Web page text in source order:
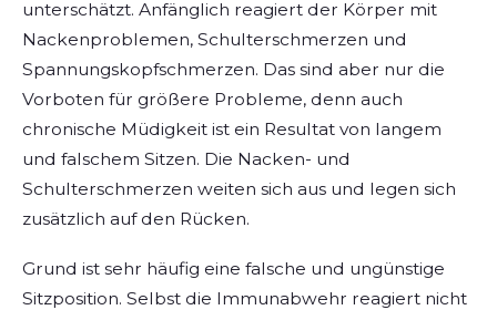
unterschätzt. Anfänglich reagiert der Körper mit
Nackenproblemen, Schulterschmerzen und
Spannungskopfschmerzen. Das sind aber nur die
Vorboten für größere Probleme, denn auch
chronische Müdigkeit ist ein Resultat von langem
und falschem Sitzen. Die Nacken- und
Schulterschmerzen weiten sich aus und legen sich
zusätzlich auf den Rücken.
Grund ist sehr häufig eine falsche und ungünstige
Sitzposition. Selbst die Immunabwehr reagiert nicht